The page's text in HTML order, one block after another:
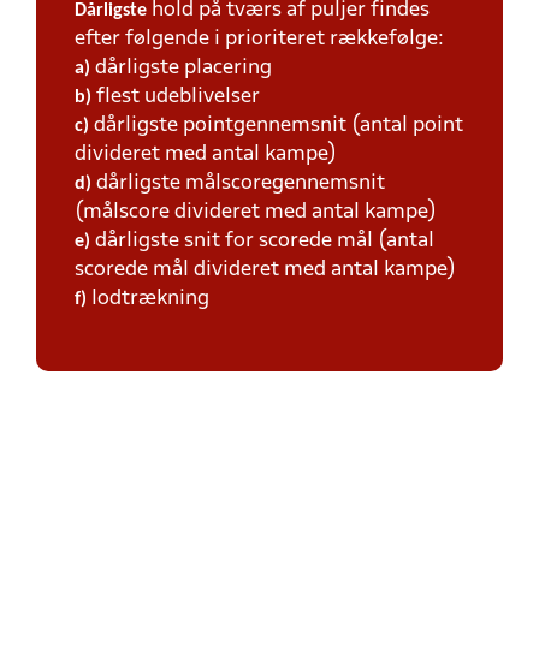
Dårligste hold på tværs af puljer findes
efter følgende i prioriteret rækkefølge:
a) dårligste placering
b) flest udeblivelser
c) dårligste pointgennemsnit (antal point
divideret med antal kampe)
d) dårligste målscoregennemsnit
(målscore divideret med antal kampe)
e) dårligste snit for scorede mål (antal
scorede mål divideret med antal kampe)
f) lodtrækning